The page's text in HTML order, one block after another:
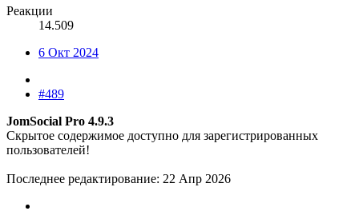
Реакции
14.509
6 Окт 2024
#489
JomSocial Pro 4.9.3
Скрытое содержимое доступно для зарегистрированных
пользователей!
Последнее редактирование: 22 Апр 2026